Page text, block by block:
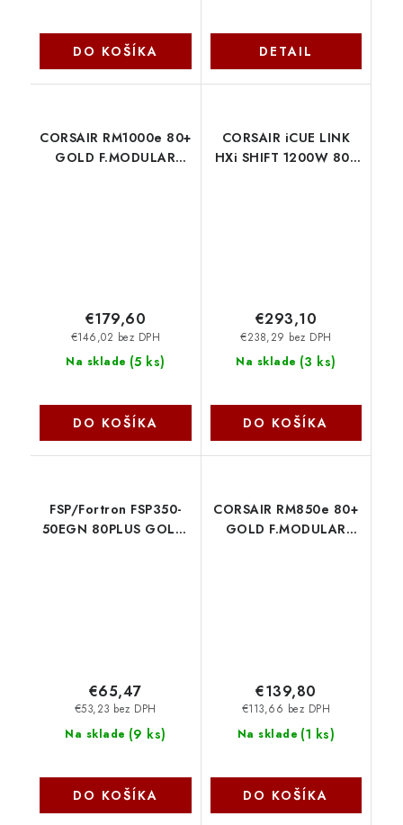
DO KOŠÍKA DETAIL
CORSAIR RM1000e 80+
GOLD F.MODULAR
Na sklade (5 ks)
€146,02 bez DPH
€179,60
DO KOŠÍKA
CORSAIR iCUE LINK
HXi SHIFT 1200W 80+
Na sklade (3 ks)
€238,29 bez DPH
€293,10
DO KOŠÍKA
FSP/Fortron FSP350-
50EGN 80PLUS GOLD,
Na sklade (9 ks)
€53,23 bez DPH
€65,47
DO KOŠÍKA
CORSAIR RM850e 80+
GOLD F.MODULAR
Na sklade (1 ks)
€113,66 bez DPH
€139,80
DO KOŠÍKA